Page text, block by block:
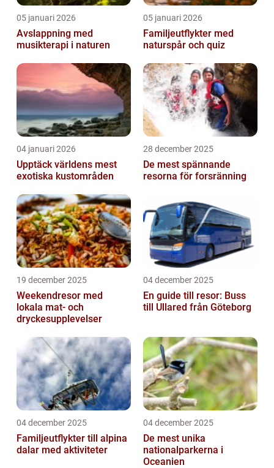
05 januari 2026
Avslappning med
musikterapi i naturen
05 januari 2026
Familjeutflykter med
naturspår och quiz
04 januari 2026
Upptäck världens mest
exotiska kustområden
28 december 2025
De mest spännande
resorna för forsränning
19 december 2025
Weekendresor med
lokala mat- och
dryckesupplevelser
04 december 2025
En guide till resor: Buss
till Ullared från Göteborg
04 december 2025
Familjeutflykter till alpina
dalar med aktiviteter
04 december 2025
De mest unika
nationalparkerna i
Oceanien